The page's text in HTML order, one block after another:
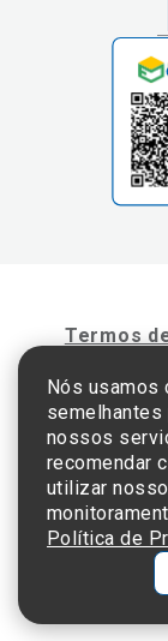
Termos
©2025 Einstein
CNPJ: 60.765.823/
Nós usamos
semelhantes
nossos
recomendar
utilizar
Política de